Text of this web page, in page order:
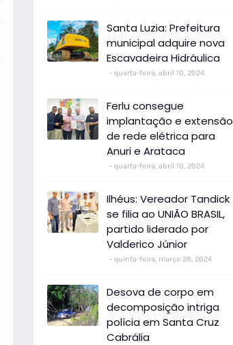
Santa Luzia: Prefeitura
municipal adquire nova
Escavadeira Hidráulica
quarta-feira, abril 10, 2024
Ferlu consegue
implantação e extensão
de rede elétrica para
Anuri e Arataca
quarta-feira, abril 10, 2024
Ilhéus: Vereador Tandick
se filia ao UNIÃO BRASIL,
partido liderado por
Valderico Júnior
quinta-feira, março 28, 2024
Desova de corpo em
decomposição intriga
polícia em Santa Cruz
Cabrália